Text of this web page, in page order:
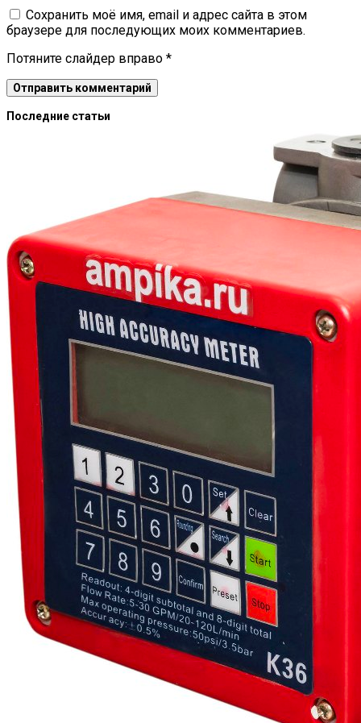
Сохранить моё имя, email и адрес сайта в этом
браузере для последующих моих комментариев.
Потяните слайдер вправо *
Последние статьи